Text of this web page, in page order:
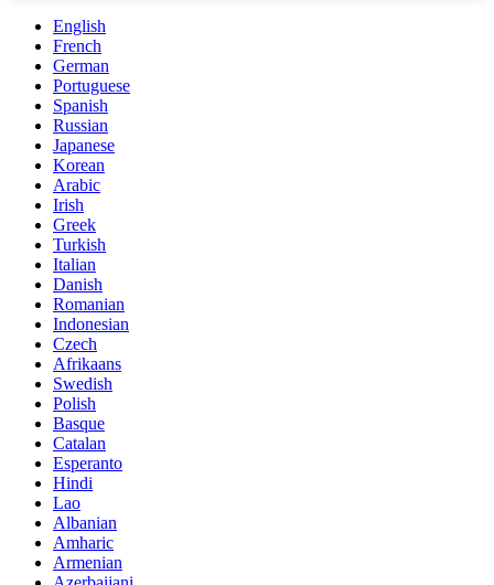
English
French
German
Portuguese
Spanish
Russian
Japanese
Korean
Arabic
Irish
Greek
Turkish
Italian
Danish
Romanian
Indonesian
Czech
Afrikaans
Swedish
Polish
Basque
Catalan
Esperanto
Hindi
Lao
Albanian
Amharic
Armenian